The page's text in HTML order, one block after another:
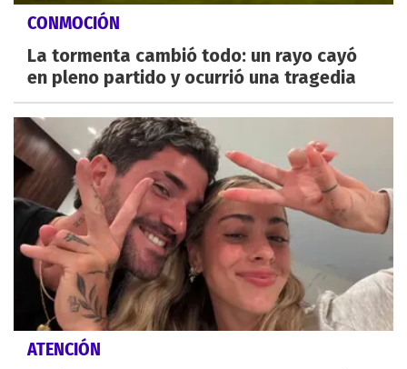
CONMOCIÓN
La tormenta cambió todo: un rayo cayó
en pleno partido y ocurrió una tragedia
ATENCIÓN